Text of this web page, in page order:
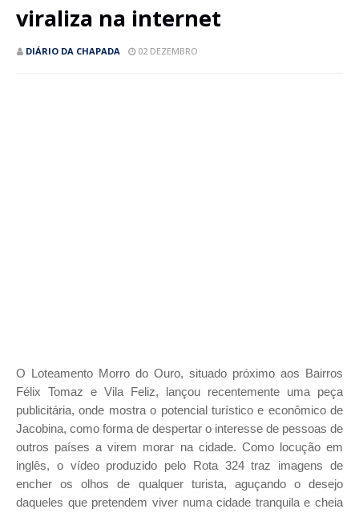
viraliza na internet
DIÁRIO DA CHAPADA 02 DEZEMBRO
O Loteamento Morro do Ouro, situado próximo aos Bairros
Félix Tomaz e Vila Feliz, lançou recentemente uma peça
publicitária, onde mostra o potencial turístico e econômico de
Jacobina, como forma de despertar o interesse de pessoas de
outros países a virem morar na cidade. Como locução em
inglês, o vídeo produzido pelo Rota 324 traz imagens de
encher os olhos de qualquer turista, aguçando o desejo
daqueles que pretendem viver numa cidade tranquila e cheia